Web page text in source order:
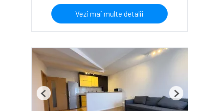
Vezi mai multe detalii
Previous Next